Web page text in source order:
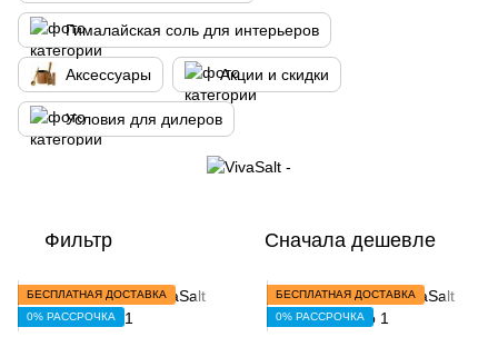
Гималайская соль для интерьеров
Аксессуары Акции и скидки
Условия для дилеров
Фильтр Сначала дешевле
БЕСПЛАТНАЯ ДОСТАВКА
0% РАССРОЧКА
БЕСПЛАТНАЯ ДОСТАВКА
0% РАССРОЧКА